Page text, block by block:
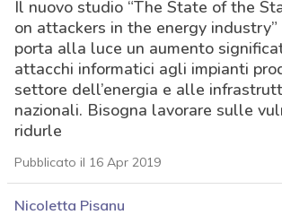
Il nuovo studio “The State of the
on attackers in the energy industry”
porta alla luce un aumento
attacchi informatici agli impianti
settore dell’energia e alle
nazionali. Bisogna lavorare sulle
ridurle
Pubblicato il 16 Apr 2019
Nicoletta Pisanu